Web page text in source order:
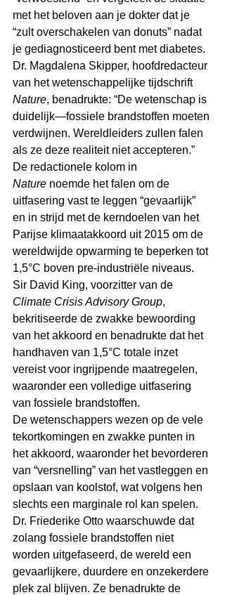
met het beloven aan je dokter dat je
“zult overschakelen van donuts” nadat
je gediagnosticeerd bent met diabetes.
Dr. Magdalena Skipper, hoofdredacteur
van het wetenschappelijke tijdschrift
Nature, benadrukte: “De wetenschap is
duidelijk―fossiele brandstoffen moeten
verdwijnen. Wereldleiders zullen falen
als ze deze realiteit niet accepteren.”
De redactionele kolom in
Nature noemde het falen om de
uitfasering vast te leggen “gevaarlijk”
en in strijd met de kerndoelen van het
Parijse klimaatakkoord uit 2015 om de
wereldwijde opwarming te beperken tot
1,5°C boven pre-industriële niveaus.
Sir David King, voorzitter van de
Climate Crisis Advisory Group,
bekritiseerde de zwakke bewoording
van het akkoord en benadrukte dat het
handhaven van 1,5°C totale inzet
vereist voor ingrijpende maatregelen,
waaronder een volledige uitfasering
van fossiele brandstoffen.
De wetenschappers wezen op de vele
tekortkomingen en zwakke punten in
het akkoord, waaronder het bevorderen
van “versnelling” van het vastleggen en
opslaan van koolstof, wat volgens hen
slechts een marginale rol kan spelen.
Dr. Friederike Otto waarschuwde dat
zolang fossiele brandstoffen niet
worden uitgefaseerd, de wereld een
gevaarlijkere, duurdere en onzekerdere
plek zal blijven. Ze benadrukte de